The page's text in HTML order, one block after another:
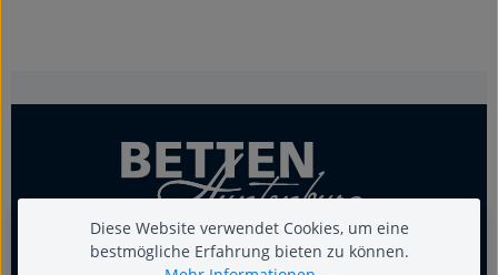
Diese Website verwendet Cookies, um eine
bestmögliche Erfahrung bieten zu können.